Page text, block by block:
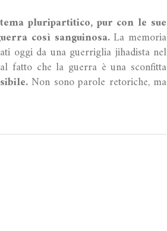
pluripartitico, pur con le sue
così sanguinosa.La memoria
oggi da una guerriglia jihadista nel
fatto che la guerra è una sconfitta
Non sono parole retoriche, ma